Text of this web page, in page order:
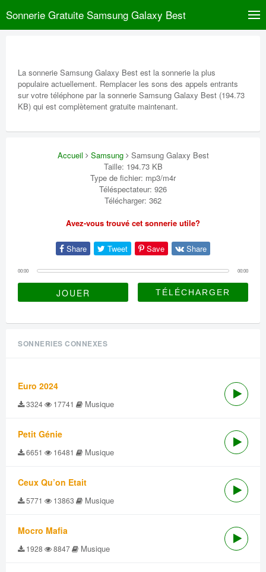
Sonnerie Gratuite Samsung Galaxy Best
La sonnerie Samsung Galaxy Best est la sonnerie la plus
populaire actuellement. Remplacer les sons des appels entrants
sur votre téléphone par la sonnerie Samsung Galaxy Best (194.73
KB) qui est complètement gratuite maintenant.
Accueil Samsung
Samsung Galaxy Best
Taille: 194.73 KB
Type de fichier: mp3/m4r
Téléspectateur: 926
Télécharger: 362
Avez-vous trouvé cet sonnerie utile?
Share Tweet Save Share
00:00 00:00
JOUER
SONNERIES CONNEXES
Euro 2024
3324 17741 Musique
Petit Génie
6651 16481 Musique
Ceux Qu’on Etait
5771 13863 Musique
Mocro Mafia
1928 8847 Musique